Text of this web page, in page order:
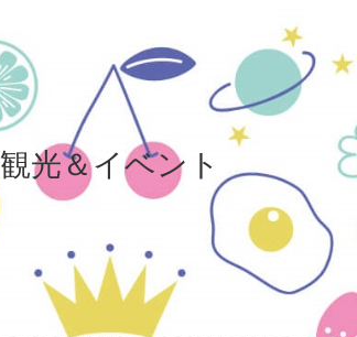
観光＆イベント